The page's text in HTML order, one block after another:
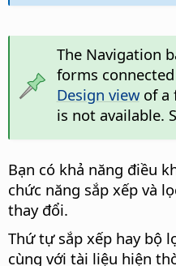
The Navigation
forms
Design viewof a
is not available.
Bạn có khả năng điều
chức năng sắp xếp và
thay đổi.
Thứ tự sắp xếp hay bộ
cùng với tài liệu hiện